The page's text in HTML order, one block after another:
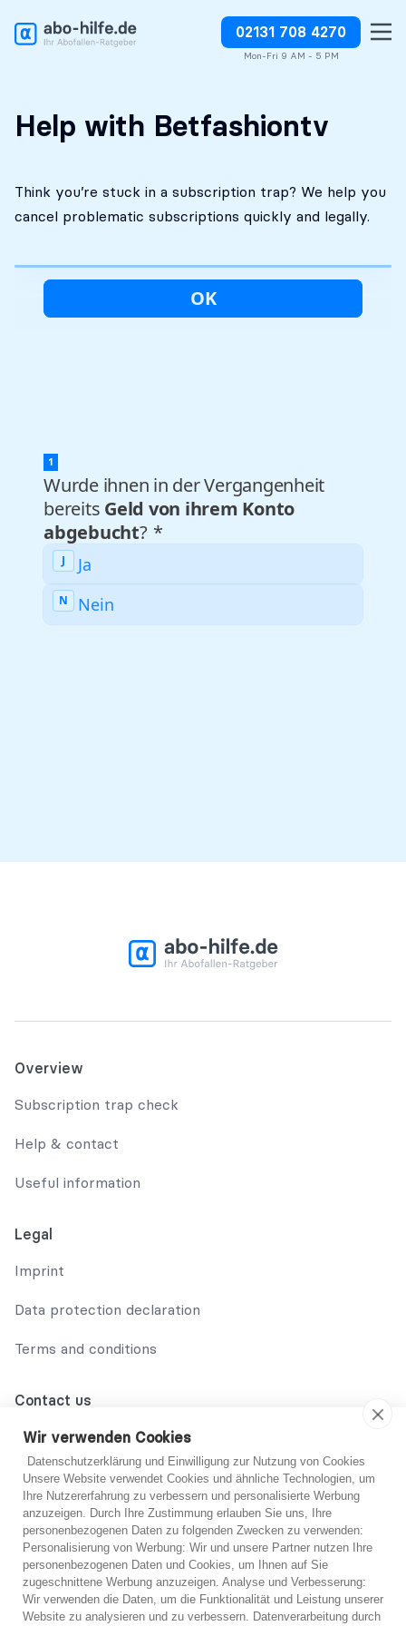
02131 708 4270
Mon-Fri 9 AM - 5 PM
Free initial
No costs without your
Stop charges or request
refunds
Help with Betfashiontv
Think you’re stuck in a subscription trap? We help you
cancel problematic subscriptions quickly and legally.
You are not sure?
If you are unsure, you can get free advice from one
Overview
Subscription trap check
Help & contact
Useful information
Legal
Imprint
Data protection declaration
Terms and conditions
Contact us
02131 708 42 70
support@abo-hilfe.de
© 2021 abo-hilfe.de
*Note: abo-hilfe.de serves as an informative website. The
consumer receives information and tips and tricks on the
Wir verwenden Cookies
Datenschutzerklärung und Einwilligung zur Nutzung von Cookies
Unsere Website verwendet Cookies und ähnliche Technologien, um
Ihre Nutzererfahrung zu verbessern und personalisierte Werbung
anzuzeigen. Durch Ihre Zustimmung erlauben Sie uns, Ihre
personenbezogenen Daten zu folgenden Zwecken zu verwenden:
Personalisierung von Werbung: Wir und unsere Partner nutzen Ihre
personenbezogenen Daten und Cookies, um Ihnen auf Sie
zugeschnittene Werbung anzuzeigen. Analyse und Verbesserung:
Wir verwenden die Daten, um die Funktionalität und Leistung unserer
Website zu analysieren und zu verbessern. Datenverarbeitung durch